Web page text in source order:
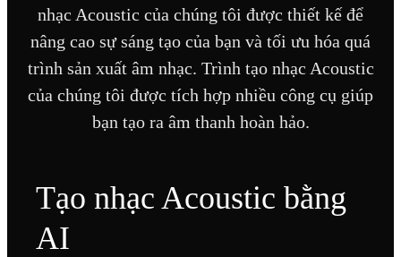
nhạc Acoustic của chúng tôi được thiết kế để
nâng cao sự sáng tạo của bạn và tối ưu hóa quá
trình sản xuất âm nhạc. Trình tạo nhạc Acoustic
của chúng tôi được tích hợp nhiều công cụ giúp
bạn tạo ra âm thanh hoàn hảo.
Tạo nhạc Acoustic bằng
AI